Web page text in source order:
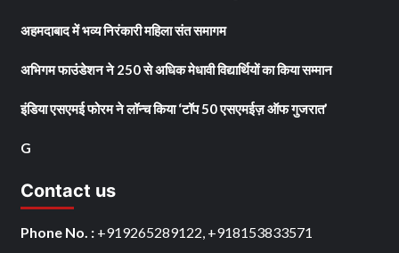
अहमदाबाद में भव्य निरंकारी महिला संत समागम
अभिगम फाउंडेशन ने 250 से अधिक मेधावी विद्यार्थियों का किया सम्मान
इंडिया एसएमई फोरम ने लॉन्च किया ‘टॉप 50 एसएमईज़ ऑफ गुजरात’
G
Contact us
Phone No. : +919265289122, +918153833571